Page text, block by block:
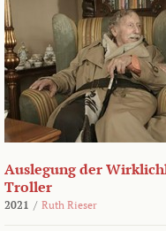
Auslegung der
Troller
2021 / Ruth Rieser